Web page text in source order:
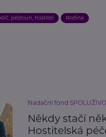
pěstoun, hostitel Rodina
Nadační fond
Někdy stačí
Hostitelská